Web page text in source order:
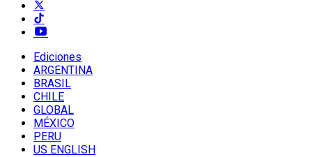
Ediciones
ARGENTINA
BRASIL
CHILE
GLOBAL
MÉXICO
PERU
US ENGLISH